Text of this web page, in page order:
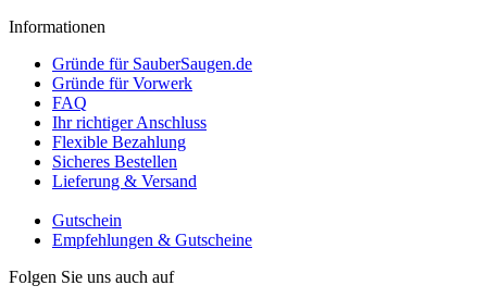
Informationen
Gründe für SauberSaugen.de
Gründe für Vorwerk
FAQ
Ihr richtiger Anschluss
Flexible Bezahlung
Sicheres Bestellen
Lieferung & Versand
Gutschein
Empfehlungen & Gutscheine
Folgen Sie uns auch auf